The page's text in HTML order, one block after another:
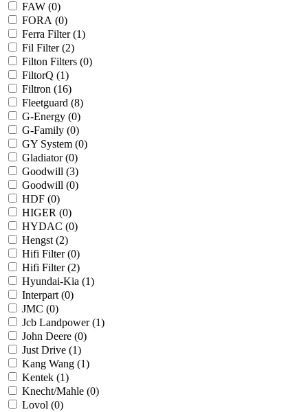
FAW (0)
FORA (0)
Ferra Filter (1)
Fil Filter (2)
Filton Filters (0)
FiltorQ (1)
Filtron (16)
Fleetguard (8)
G-Energy (0)
G-Family (0)
GY System (0)
Gladiator (0)
Goodwill (3)
Goodwill (0)
HDF (0)
HIGER (0)
HYDAC (0)
Hengst (2)
Hifi Filter (0)
Hifi Filter (2)
Hyundai-Kia (1)
Interpart (0)
JMC (0)
Jcb Landpower (1)
John Deere (0)
Just Drive (1)
Kang Wang (1)
Kentek (1)
Knecht/Mahle (0)
Lovol (0)